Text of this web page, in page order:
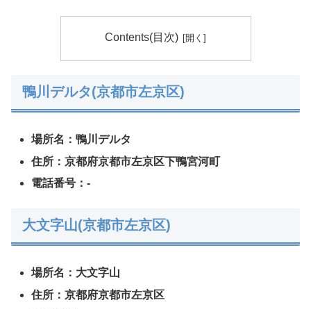
Contents(目次)
鴨川デルタ(京都市左京区)
場所名：鴨川デルタ
住所：京都府京都市左京区下鴨宮河町
電話番号：-
大文字山(京都市左京区)
場所名：大文字山
住所：京都府京都市左京区